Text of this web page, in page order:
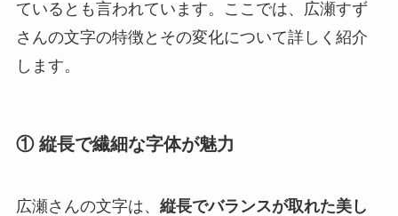
ているとも言われています。ここでは、広瀬すず
さんの文字の特徴とその変化について詳しく紹介
します。
① 縦長で繊細な字体が魅力
広瀬さんの文字は、 縦長でバランスが取れた美し